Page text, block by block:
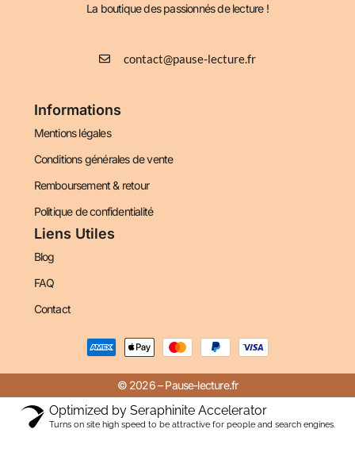
La boutique des passionnés de lecture !
contact@pause-lecture.fr
Informations
Mentions légales
Conditions générales de vente
Remboursement & retour
Politique de confidentialité
Liens Utiles
Blog
FAQ
Contact
© 2026 – Pause-lecture.fr
Optimized by Seraphinite Accelerator
Turns on site high speed to be attractive for people and search engines.